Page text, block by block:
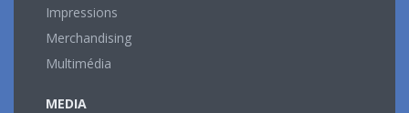
Impressions
Merchandising
Multimédia
MEDIA